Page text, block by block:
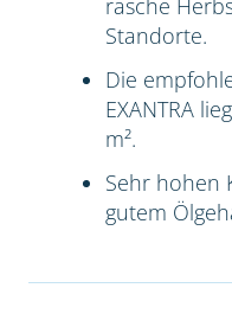
Standorte.
Die
EXANTRA
m².
Sehr hohen
gutem